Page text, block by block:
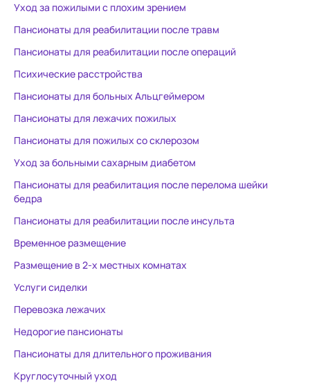
заселении и оформлении, всегда
на связи. Старшая сиделка
Мария Кабуловна, настоящая
знает про подопечных,
помогает, подсказывает.
Палатные сиделки, Кристина и
В пансионате чисто, запахов
практически нет (что приятно
удивило при наличии такого
количества пожилых).
Единственный минус-
прохладно, люди в возрасте
мерзнут, даже в теплой одежде,
возможно, дело в самом здании.
благоприятное. Надеюсь и
дальше все будет хорошо у моей
мамы в данном пансионате.
Наталья
Уход за пожилыми с плохим зрением
Пансионаты для реабилитации после травм
Пансионаты для реабилитации после операций
Психические расстройства
Пансионаты для больных Альцгеймером
Пансионаты для лежачих пожилых
Пансионаты для пожилых со склерозом
Уход за больными сахарным диабетом
Пансионаты для реабилитация после перелома шейки
бедра
Пансионаты для реабилитации после инсульта
Временное размещение
Размещение в 2-х местных комнатах
Услуги сиделки
Перевозка лежачих
Недорогие пансионаты
Пансионаты для длительного проживания
Круглосуточный уход